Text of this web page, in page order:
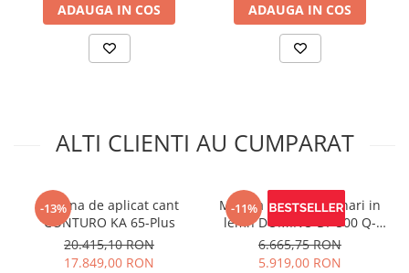
ADAUGA IN COS ADAUGA IN COS
ALTI CLIENTI AU CUMPARAT
-13%
Masina de aplicat cant
CONTURO KA 65-Plus
20.415,10 RON
17.849,00 RON
-11%
Masina pentru imbinari in
lemn DOMINO DF 500 Q-
Plus
6.665,75 RON
5.919,00 RON